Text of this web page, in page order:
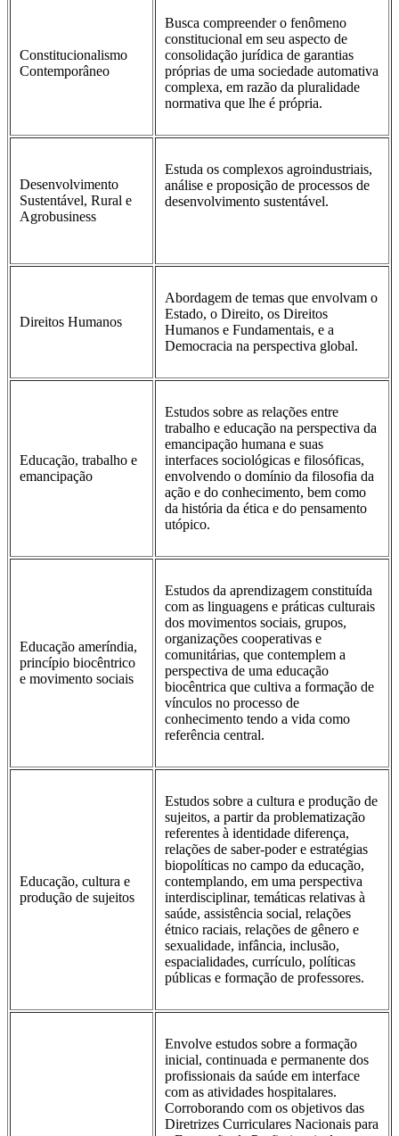
Constitucionalismo
Contemporâneo
Busca compreender o fenômeno
constitucional em seu aspecto de
consolidação jurídica de garantias
próprias de uma sociedade automativa
complexa, em razão da pluralidade
normativa que lhe é própria.
Desenvolvimento
Sustentável, Rural e
Agrobusiness
Estuda os complexos agroindustriais,
análise e proposição de processos de
desenvolvimento sustentável.
Direitos Humanos
Abordagem de temas que envolvam o
Estado, o Direito, os Direitos
Humanos e Fundamentais, e a
Democracia na perspectiva global.
Educação, trabalho e
emancipação
Estudos sobre as relações entre
trabalho e educação na perspectiva da
emancipação humana e suas
interfaces sociológicas e filosóficas,
envolvendo o domínio da filosofia da
ação e do conhecimento, bem como
da história da ética e do pensamento
utópico.
Educação ameríndia,
princípio biocêntrico
e movimento sociais
Estudos da aprendizagem constituída
com as linguagens e práticas culturais
dos movimentos sociais, grupos,
organizações cooperativas e
comunitárias, que contemplem a
perspectiva de uma educação
biocêntrica que cultiva a formação de
vínculos no processo de
conhecimento tendo a vida como
referência central.
Educação, cultura e
produção de sujeitos
Estudos sobre a cultura e produção de
sujeitos, a partir da problematização
referentes à identidade diferença,
relações de saber-poder e estratégias
biopolíticas no campo da educação,
contemplando, em uma perspectiva
interdisciplinar, temáticas relativas à
saúde, assistência social, relações
étnico raciais, relações de gênero e
sexualidade, infância, inclusão,
espacialidades, currículo, políticas
públicas e formação de professores.
Envolve estudos sobre a formação
inicial, continuada e permanente dos
profissionais da saúde em interface
com as atividades hospitalares.
Corroborando com os objetivos das
Diretrizes Curriculares Nacionais para